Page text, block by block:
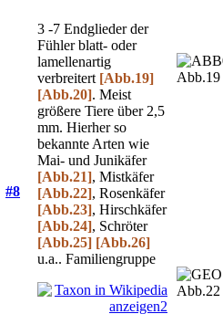
#8
3 -7 Endglieder der
Fühler blatt- oder
lamellenartig
verbreitert [Abb.19]
[Abb.20]. Meist
größere Tiere über 2,5
mm. Hierher so
bekannte Arten wie
Mai- und Junikäfer
[Abb.21], Mistkäfer
[Abb.22], Rosenkäfer
[Abb.23], Hirschkäfer
[Abb.24], Schröter
[Abb.25] [Abb.26]
u.a.. Familiengruppe
Abb.19
Abb.22